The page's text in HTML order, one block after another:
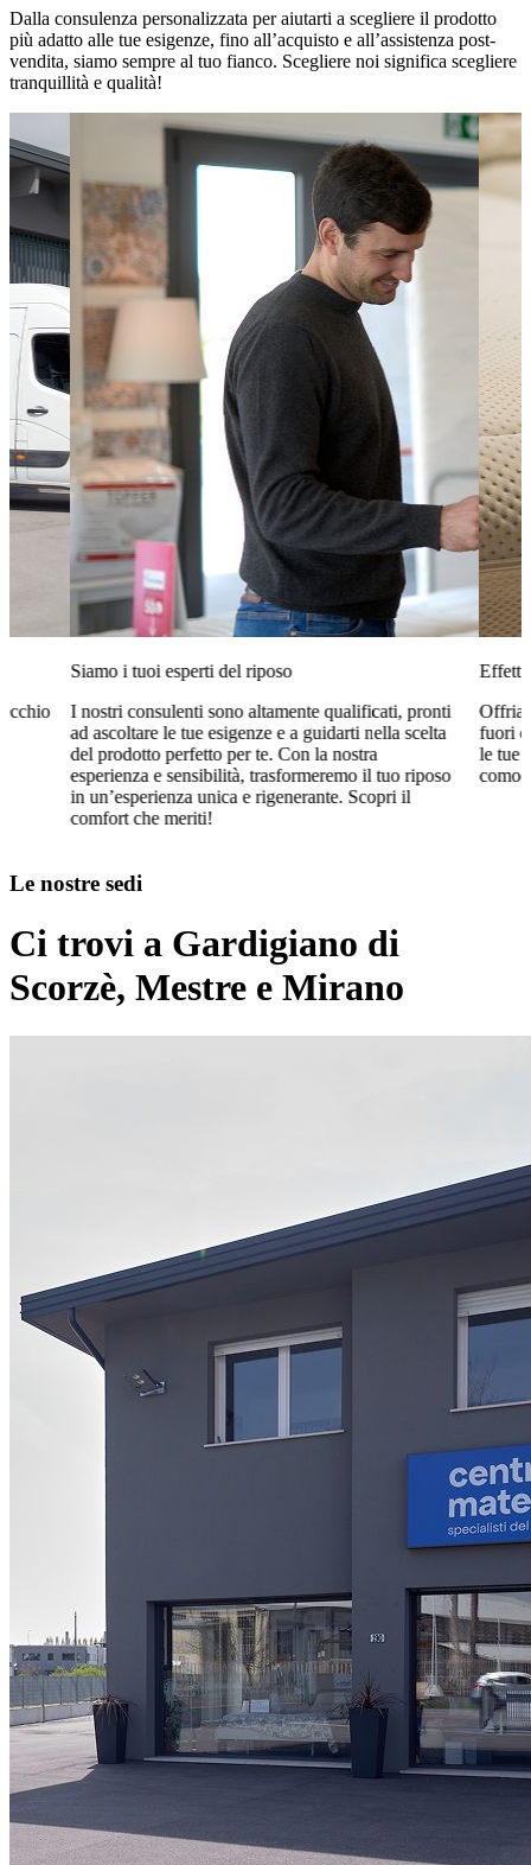
Dalla consulenza personalizzata per aiutarti a scegliere il prodotto
più adatto alle tue esigenze, fino all’acquisto e all’assistenza post-
vendita, siamo sempre al tuo fianco. Scegliere noi significa scegliere
tranquillità e qualità!
Siamo i tuoi esperti del riposo
I nostri consulenti sono altamente qualificati, pronti
ad ascoltare le tue esigenze e a guidarti nella scelta
del prodotto perfetto per te. Con la nostra
esperienza e sensibilità, trasformeremo il tuo riposo
in un’esperienza unica e rigenerante. Scopri il
comfort che meriti!
fuori
le tue
Le nostre sedi
Ci trovi a Gardigiano di
Scorzè, Mestre e Mirano